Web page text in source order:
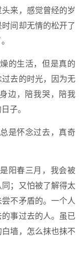
来，感觉曾经的岁
间却无情的松开了
的生活，但是真的
去的时光，因为无
边，陪我哭，陪我
子。
是怀念过去，真奇
阳春三月，我会被
；又怕被了解得太
不矛盾的。一个人
事过去的人。虽已
墙，怎么抹也抹不